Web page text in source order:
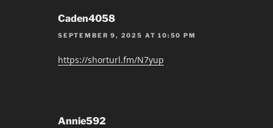
Caden4058
SEPTEMBER 9, 2025 AT 10:50 PM
https://shorturl.fm/N7yup
Annie592